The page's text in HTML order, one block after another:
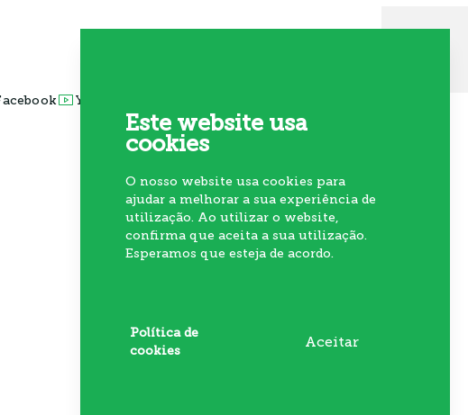
Este website usa
cookies
O nosso website usa cookies para
ajudar a melhorar a sua experiência de
utilização. Ao utilizar o website,
confirma que aceita a sua utilização.
Esperamos que esteja de acordo.
Política de
cookies
Aceitar
Youtube
Subscrever Newsletter